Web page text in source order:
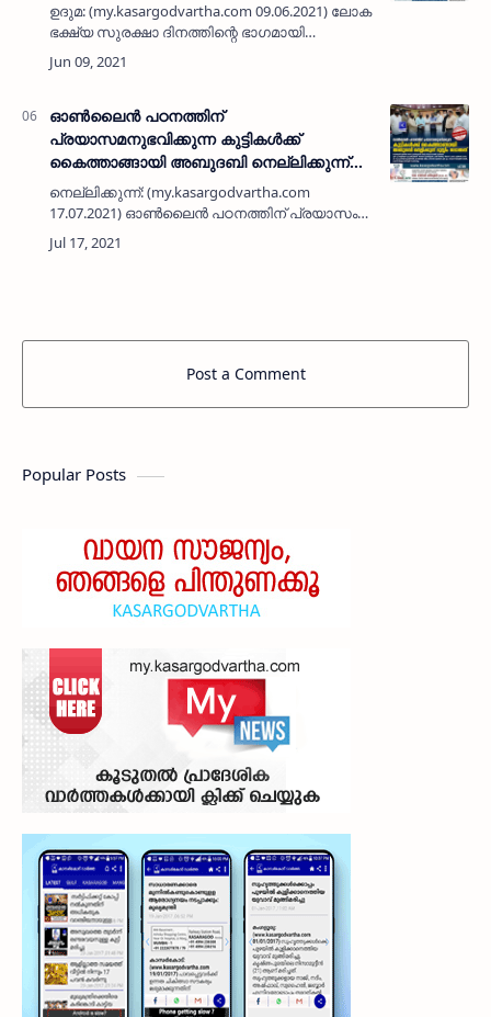
ഉദുമ: (my.kasargodvartha.com 09.06.2021) ലോക
ഭക്ഷ്യ സുരക്ഷാ ദിനത്തിന്റെ ഭാഗമായി
ക്വാറന്റീനിൽ കഴിയുന്ന രോഗികൾക്ക് ഭക്ഷണം
നൽകി സർഗധാര കലാവേദി മുക്കുന്നോത്ത്. ഉദുമ
ഓൺലൈൻ പഠനത്തിന്
പ്രയാസമനുഭവിക്കുന്ന കുട്ടികൾക്ക്
കൈത്താങ്ങായി അബുദബി നെല്ലിക്കുന്ന്
മുസ്ലിം ജമാഅത്
നെല്ലിക്കുന്ന്: (my.kasargodvartha.com
17.07.2021) ഓൺലൈൻ പഠനത്തിന് പ്രയാസം
അനുഭവിക്കുന്ന വിദ്യാർഥികൾക്ക്
സൗകര്യമൊരുക്കി അബുദബി നെല്ലിക്കുന്ന്
Post a Comment
Popular Posts